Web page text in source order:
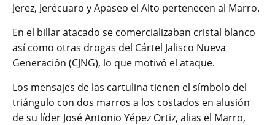
Jerez, Jerécuaro y Apaseo el Alto pertenecen al Marro.
En el billar atacado se comercializaban cristal blanco
así como otras drogas del Cártel Jalisco Nueva
Generación (CJNG), lo que motivó el ataque.
Los mensajes de las cartulina tienen el símbolo del
triángulo con dos marros a los costados en alusión
de su líder José Antonio Yépez Ortiz, alias el Marro,